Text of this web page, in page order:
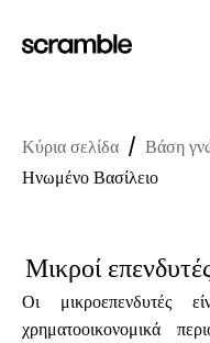
Όροι
Κύρια σελίδα / Βάση
Ηνωμένο Βασίλειο
Μικροί
Οι μικροεπενδυτές
χρηματοοικονομικά